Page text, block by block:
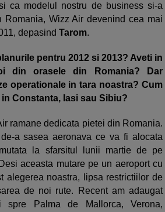
ca modelul nostru de business si-a
Romania, Wizz Air devenind cea mai
depasind Tarom.
pentru 2012 si 2013? Aveti in
din orasele din Romania? Dar
operationale in tara noastra? Cum
Constanta, Iasi sau Sibiu?
ramane dedicata pietei din Romania.
a sasea aeronava ce va fi alocata
la sfarsitul lunii martie de pe
aceasta mutare pe un aeroport cu
alegerea noastra, lipsa restrictiilor de
de noi rute. Recent am adaugat
Palma de Mallorca, Verona,